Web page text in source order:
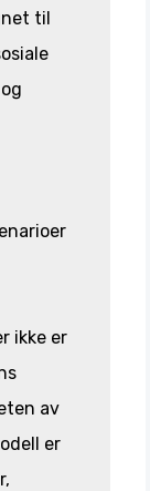
til
ikke er
av
er